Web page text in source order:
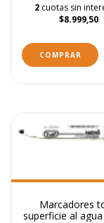
2 cuotas sin
$8.999,50
COMPRAR
Marcadores
superficie al